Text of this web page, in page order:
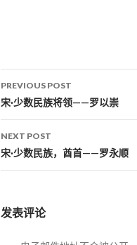
Post navigation
PREVIOUS POST
宋·少数民族将领——罗以崇
NEXT POST
宋·少数民族，酋首——罗永顺
发表评论